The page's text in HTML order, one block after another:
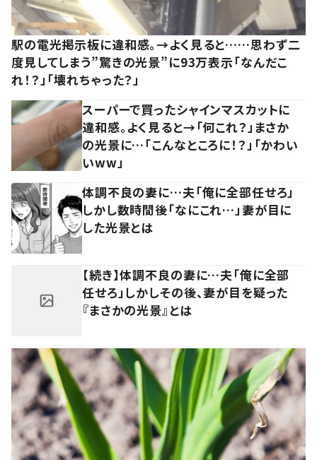
駅の電光掲示板に違和感。→よく見ると……思わず二
度見してしまう”驚きの光景”に93万表示「なんだこ
れ！？」「壊れちゃった？」
スーパーで買ったシャインマスカットに
違和感。よく見ると→「何これ？」まさか
の光景に…「こんなところに！？」「かわい
いww」
体調不良の妻に…夫「俺に全部任せろ」
しかし数時間後「なにこれ…」妻が目に
した光景とは
【続き】体調不良の妻に…夫「俺に全部
任せろ」しかしその後、妻が目を疑った
『まさかの光景』とは